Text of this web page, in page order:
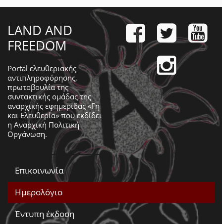
LAND AND
FREEDOM
Portal ελευθεριακής
αντιπληροφόρησης,
πρωτοβουλία της
συντακτικής ομάδας της
αναρχικής εφημερίδας «Γη
και Ελευθερία» που εκδίδει
η Αναρχική Πολιτική
Οργάνωση.
Επικοινωνία
Ημερολόγιο
Έντυπη έκδοση